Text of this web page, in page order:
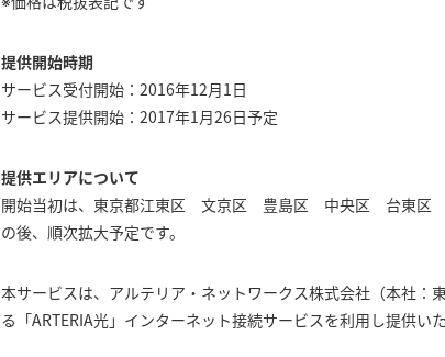
提供開始時期
サービス受付開始：2016年12月1日
サービス提供開始：2017年1月26日予定
提供エリアについて
開始当初は、東京都江東区 文京区 豊島区 中央区 台東
の後、順次拡大予定です。
本サービスは、アルテリア・ネットワークス株式会社（本社：
る「ARTERIA光」インターネット接続サービスを利用し提供いた